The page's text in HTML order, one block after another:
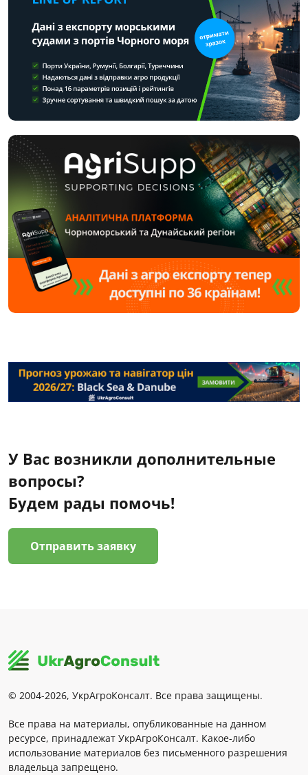
У Вас возникли дополнительные
вопросы?
Будем рады помочь!
Отправить заявку
© 2004-2026, УкрАгроКонсалт. Все права защищены.
Все права на материалы, опубликованные на данном
ресурсе, принадлежат УкрАгроКонсалт. Какое-либо
использование материалов без письменного разрешения
владельца запрещено.